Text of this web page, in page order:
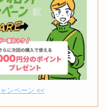
ンペーン <<